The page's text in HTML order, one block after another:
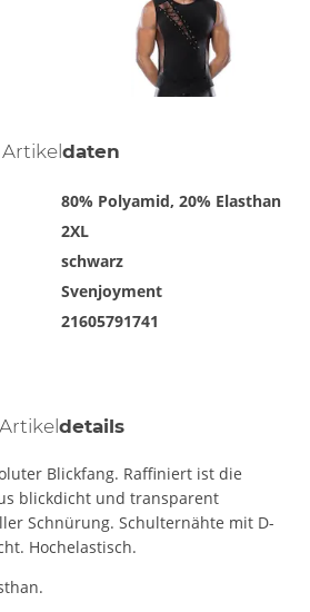
Artikel daten
80% Polyamid, 20% Elasthan
2XL
schwarz
Svenjoyment
21605791741
Artikel details
Blickfang. Raffiniert ist die
blickdicht und transparent
Schnürung. Schulternähte mit D-
Hochelastisch.